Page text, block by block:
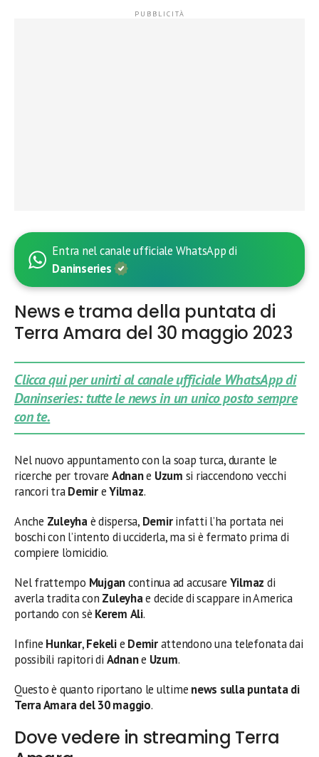
Entra nel canale ufficiale WhatsApp di
Daninseries
News e trama della puntata di
Terra Amara del 30 maggio 2023
Clicca qui per unirti al canale ufficiale WhatsApp di
Daninseries: tutte le news in un unico posto sempre
con te.
Nel nuovo appuntamento con la soap turca, durante le
ricerche per trovare Adnane Uzum si riaccendono vecchi
rancori traDemireYilmaz.
Anche Zuleyhaè dispersa, Demirinfatti l’ha portata nei
boschi con l’intento di ucciderla, ma si è fermato prima di
compiere l’omicidio.
Nel frattempo Mujgancontinua ad accusare Yilmaz di
averla tradita con Zuleyhae decide di scappare in America
portando con sè Kerem Ali.
Infine Hunkar,Fekelie Demirattendono una telefonata dai
possibili rapitori di Adnane Uzum.
Questo è quanto riportano le ultime news sulla puntata di
Terra Amara del 30 maggio.
Dove vedere in streaming Terra